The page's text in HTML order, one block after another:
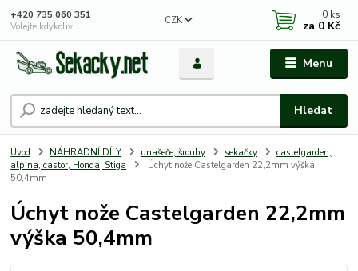
Menu
CZK
Hledat
+420 735 060 351
Volejte kdykoliv
0 ks
za 0 Kč
Úvod NÁHRADNÍ DÍLY unašeče, šrouby sekačky
castelgarden,
alpina, castor, Honda, Stiga
Úchyt nože Castelgarden 22,2mm výška
50,4mm
Úchyt nože Castelgarden 22,2mm
výška 50,4mm